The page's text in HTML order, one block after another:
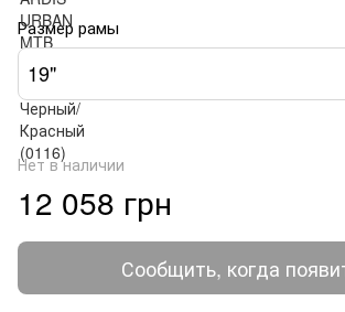
Размер рамы
19"
Нет в наличии
12 058 грн
Сообщить, когда